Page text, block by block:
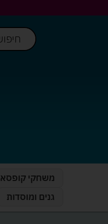
משחקי קופסא
גנים ומוסדות